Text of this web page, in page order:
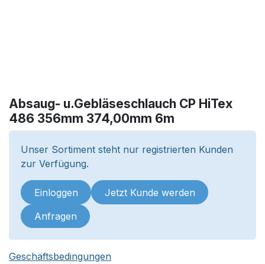
Absaug- u.Gebläseschlauch CP HiTex
486 356mm 374,00mm 6m
Unser Sortiment steht nur registrierten Kunden
zur Verfügung.
Einloggen Jetzt Kunde werden
Anfragen
Geschäftsbedingungen